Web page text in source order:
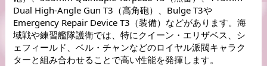
Dual High-Angle Gun T3（高角砲）、Bulge T3や
Emergency Repair Device T3（装備）などがあります。海
域戦や練習艦隊護衛では、特にクイーン・エリザベス、シ
ェフィールド、ベル・チャンなどのロイヤル派閥キャラク
ターと組み合わせることで高い性能を発揮します。